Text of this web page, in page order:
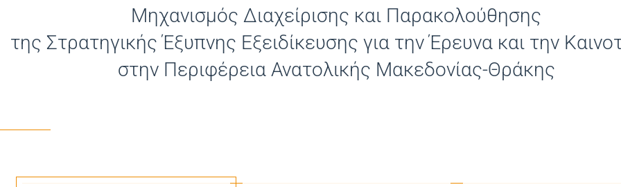
Μηχανισμός Διαχείρισης και Παρακολούθησης
της Στρατηγικής Έξυπνης Εξειδίκευσης για την Έρευνα και την
στην Περιφέρεια Ανατολικής Μακεδονίας-Θράκης